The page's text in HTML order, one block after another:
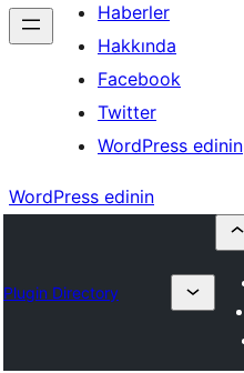
Haberler
Hakkında
Facebook
Twitter
WordPress edinin
WordPress edinin
Plugin Directory